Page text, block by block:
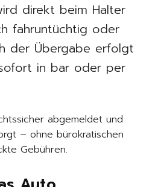
direkt beim Halter
fahruntüchtig oder
der Übergabe erfolgt
in bar oder per
abgemeldet und
– ohne bürokratischen
Gebühren.